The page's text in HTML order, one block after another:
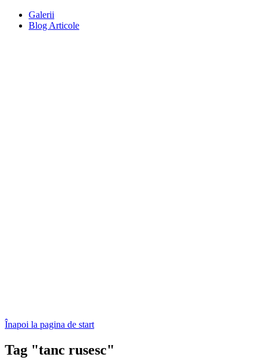
Galerii
Blog Articole
Înapoi la pagina de start
Tag "tanc rusesc"